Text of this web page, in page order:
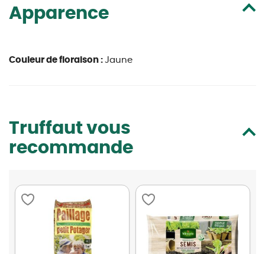
Apparence
Couleur de floraison : Jaune
Truffaut vous
recommande